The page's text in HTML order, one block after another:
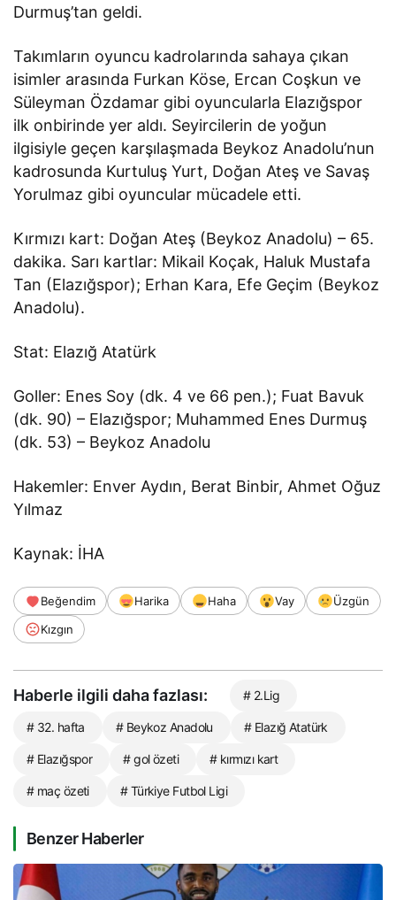
Durmuş’tan geldi.
Takımların oyuncu kadrolarında sahaya çıkan
isimler arasında Furkan Köse, Ercan Coşkun ve
Süleyman Özdamar gibi oyuncularla Elazığspor
ilk onbirinde yer aldı. Seyircilerin de yoğun
ilgisiyle geçen karşılaşmada Beykoz Anadolu’nun
kadrosunda Kurtuluş Yurt, Doğan Ateş ve Savaş
Yorulmaz gibi oyuncular mücadele etti.
Kırmızı kart: Doğan Ateş (Beykoz Anadolu) – 65.
dakika. Sarı kartlar: Mikail Koçak, Haluk Mustafa
Tan (Elazığspor); Erhan Kara, Efe Geçim (Beykoz
Anadolu).
Stat: Elazığ Atatürk
Goller: Enes Soy (dk. 4 ve 66 pen.); Fuat Bavuk
(dk. 90) – Elazığspor; Muhammed Enes Durmuş
(dk. 53) – Beykoz Anadolu
Hakemler: Enver Aydın, Berat Binbir, Ahmet Oğuz
Yılmaz
Kaynak: İHA
Beğendim Harika Haha Vay
Üzgün
Kızgın
Haberle ilgili daha fazlası: # 2.Lig
# 32. hafta # Beykoz Anadolu # Elazığ Atatürk
# Elazığspor # gol özeti # kırmızı kart
# maç özeti # Türkiye Futbol Ligi
Benzer Haberler